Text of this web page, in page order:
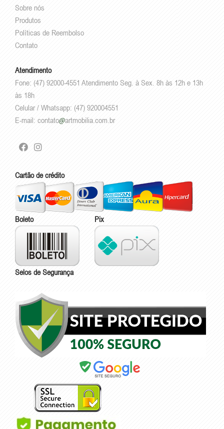
Sobre nós
Produtos
Políticas de Reembolso
Contato
Atendimento
Fone: (47) 92000-4551 Atendimento Seg. à Sex. 8h às 12h e 13h
às 18h
Celular / Whatsapp: (47) 920004551
E-mail: contato artmobilia.com.br
Cartão de crédito
Boleto Pix
Selos de Segurança